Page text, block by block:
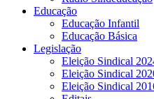
Educação
Educação Infantil
Educação Básica
Legislação
Eleição Sindical
Eleição Sindical
Eleição Sindical